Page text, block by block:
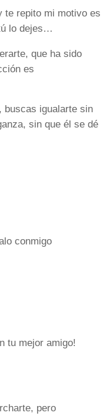
te repito mi motivo es
lo dejes…
que ha sido
es
buscas igualarte sin
sin que él se dé
conmigo
tu mejor amigo!
pero